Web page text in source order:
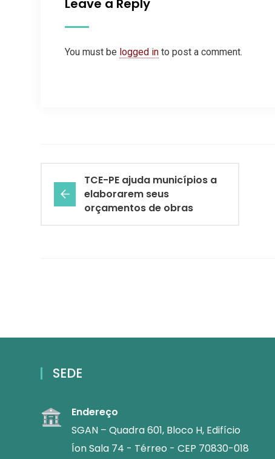
Leave a Reply
You must be logged in to post a comment.
TCE-PE ajuda municípios a
elaborarem seus
orçamentos de obras
SEDE
Endereço
SGAN – Quadra 601, Bloco H, Edifício
Íon Sala 74 - Térreo - CEP 70830-018